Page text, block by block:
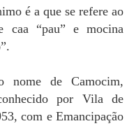
é a que se refere ao
caa “pau” e mocina
de Camocim,
por Vila de
com e Emancipação